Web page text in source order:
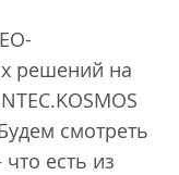
решений на
смотреть
есть из